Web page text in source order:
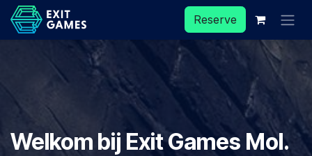
Skip to Content
Reserve
Welkom bij Exit Games Mol.